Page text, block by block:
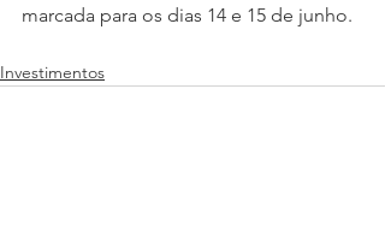
marcada para os dias 14 e 15 de junho.
Investimentos